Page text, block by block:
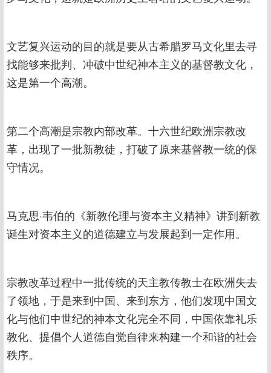
文艺复兴运动的目的就是要从古希腊罗马文化里去寻
找能够来批判、冲破中世纪神本主义的基督教文化，
这是第一个高潮。
第二个高潮是宗教内部改革。十六世纪欧洲宗教改
革，出现了一批新教徒，打破了原来基督教一统的保
守情况。
马克思·韦伯的《新教伦理与资本主义精神》讲到新教
诞生对资本主义的道德建立与发展起到一定作用。
宗教改革过程中一批传统的天主教传教士在欧洲失去
了领地，于是来到中国、来到东方，他们发现中国文
化与他们中世纪的神本文化完全不同，中国依靠礼乐
教化、提倡个人道德自觉自律来构建一个和谐的社会
秩序。